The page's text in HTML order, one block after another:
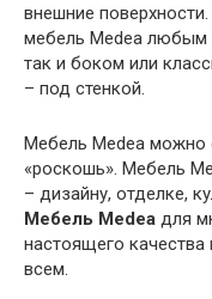
внешние
мебель Medea любым
так и боком или
– под стенкой.
Мебель Medea можно
«роскошь». Мебель
– дизайну, отделке,
Мебель Medea для
настоящего
всем.